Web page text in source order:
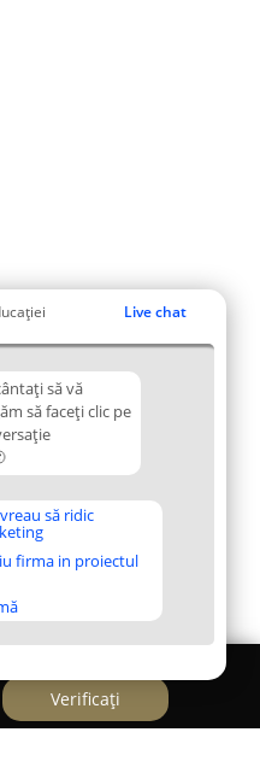
Live chat
să vă
să faceți clic pe
să ridic
firma in proiectul
Verificați